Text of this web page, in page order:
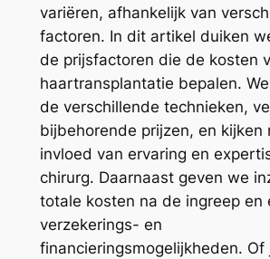
variëren, afhankelijk van
factoren. In dit artikel duiken
de prijsfactoren die de kosten
haartransplantatie bepalen.
de verschillende technieken,
bijbehorende prijzen, en kijken
invloed van ervaring en
chirurg. Daarnaast geven we
totale kosten na de ingreep en
verzekerings- en
financieringsmogelijkheden. Of